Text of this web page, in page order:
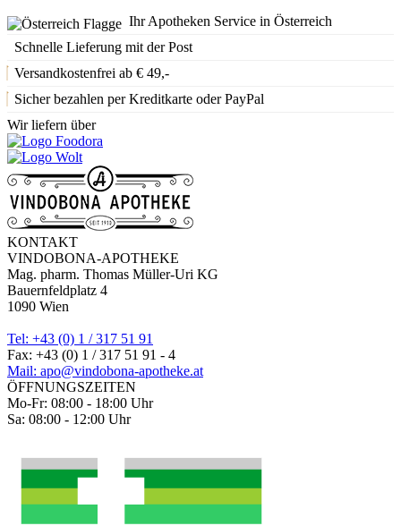
Ihr Apotheken Service in Österreich
Schnelle Lieferung mit der Post
Versandkostenfrei ab € 49,-
Sicher bezahlen per Kreditkarte oder PayPal
Wir liefern über
KONTAKT
VINDOBONA-APOTHEKE
Mag. pharm. Thomas Müller-Uri KG
Bauernfeldplatz 4
1090 Wien
Tel: +43 (0) 1 / 317 51 91
Fax: +43 (0) 1 / 317 51 91 - 4
Mail: apo@vindobona-apotheke.at
ÖFFNUNGSZEITEN
Mo-Fr: 08:00 - 18:00 Uhr
Sa: 08:00 - 12:00 Uhr